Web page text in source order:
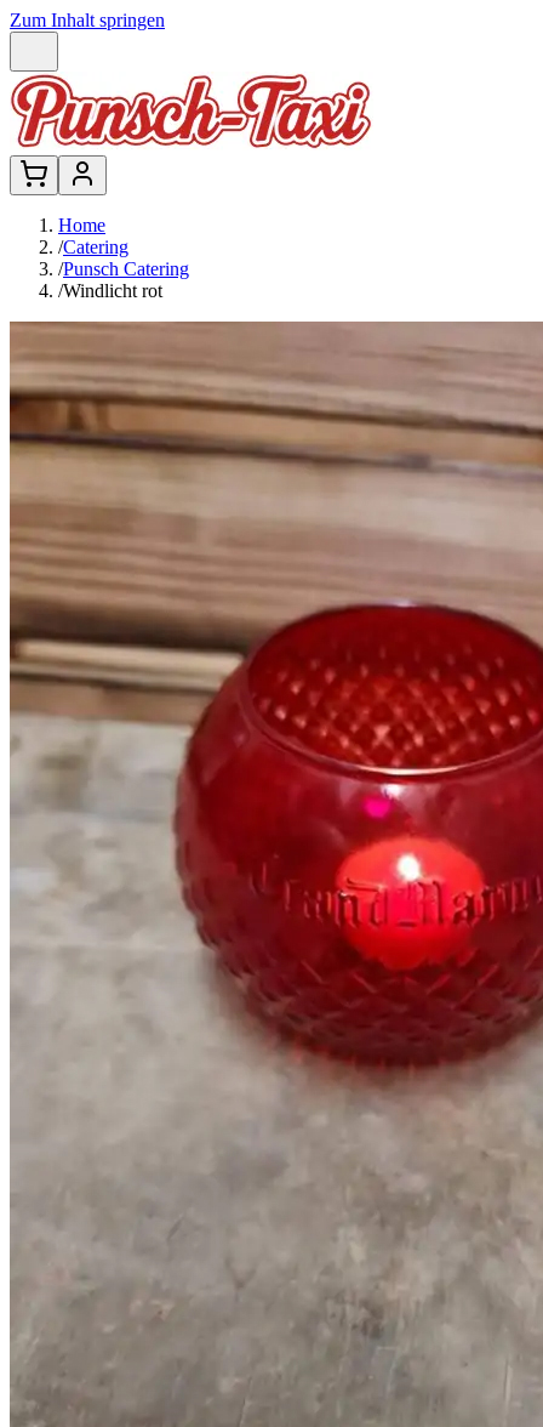
Zum Inhalt springen
Home
/Catering
/Punsch Catering
/Windlicht rot